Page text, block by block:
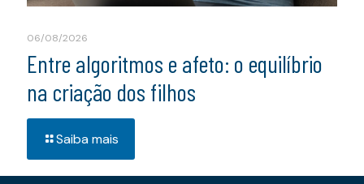
06/08/2026
Entre algoritmos e afeto: o equilíbrio
na criação dos filhos
Saiba mais